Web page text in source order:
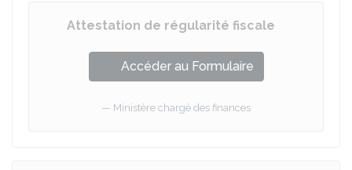
Attestation de régularité fiscale
Accéder au Formulaire
Ministère chargé des finances